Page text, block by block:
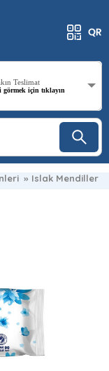
Teslimat
görmek için tıklayın
» Islak Mendiller